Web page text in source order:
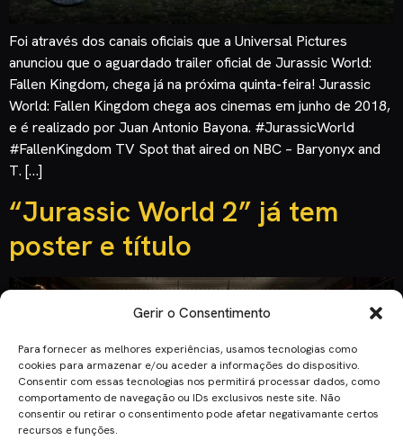
Gerir o Consentimento
Para fornecer as melhores experiências, usamos tecnologias como
cookies para armazenar e/ou aceder a informações do dispositivo.
Consentir com essas tecnologias nos permitirá processar dados, como
comportamento de navegação ou IDs exclusivos neste site. Não
consentir ou retirar o consentimento pode afetar negativamante certos
recursos e funções.
Foi através dos canais oficiais que a Universal Pictures
anunciou que o aguardado trailer oficial de Jurassic World:
Fallen Kingdom, chega já na próxima quinta-feira! Jurassic
World: Fallen Kingdom chega aos cinemas em junho de 2018,
e é realizado por Juan Antonio Bayona. #JurassicWorld
#FallenKingdom TV Spot that aired on NBC – Baryonyx and
T. […]
“Jurassic World 2” já tem
poster e título